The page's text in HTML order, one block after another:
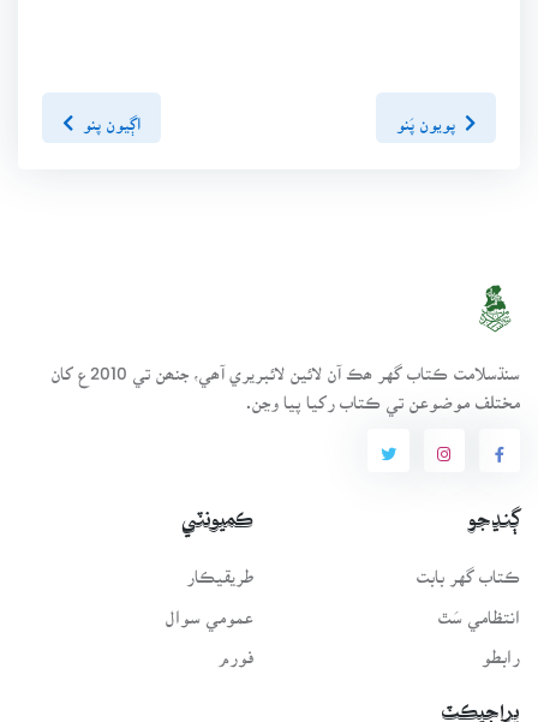
پويون پَنو اڳيون پنو
سنڌسلامت ڪتاب گهر ھڪ آن لائين لائبريري آھي، جنھن تي 2010ع کان
مختلف موضوعن تي ڪتاب رکيا پيا وڃن.
ڳنڍجو
ڪتاب گهر بابت
انتظامي سَٿ
رابطو
ڪميونٽي
طريقيڪار
عمومي سوال
فورم
پراجيڪٽ